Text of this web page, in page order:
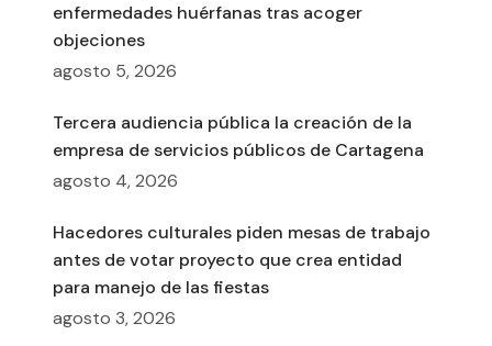
enfermedades huérfanas tras acoger
objeciones
agosto 5, 2026
Tercera audiencia pública la creación de la
empresa de servicios públicos de Cartagena
agosto 4, 2026
Hacedores culturales piden mesas de trabajo
antes de votar proyecto que crea entidad
para manejo de las fiestas
agosto 3, 2026